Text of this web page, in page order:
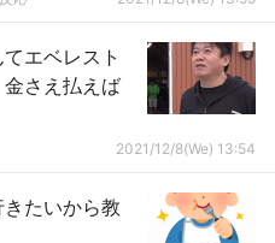
エベレスト
さえ払えば
2021/12/8(We) 13:54
たいから教